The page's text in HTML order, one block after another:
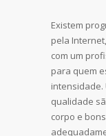
Existem
pela
com um
para quem
intensidade.
qualidade
corpo e